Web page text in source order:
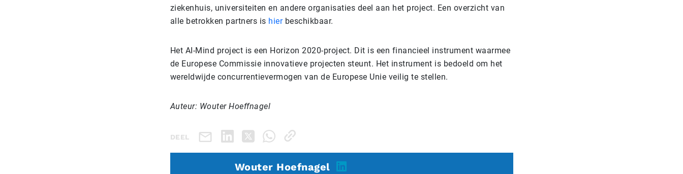
ziekenhuis, universiteiten en andere organisaties deel aan het project. Een overzicht van
alle betrokken partners is hierbeschikbaar.
Het AI-Mind project is een Horizon 2020-project. Dit is een financieel instrument waarmee
de Europese Commissie innovatieve projecten steunt. Het instrument is bedoeld om het
wereldwijde concurrentievermogen van de Europese Unie veilig te stellen.
Auteur: Wouter Hoeffnagel
DEEL
Wouter Hoefnagel